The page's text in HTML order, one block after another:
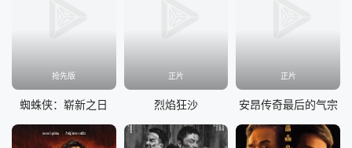
抢先版
蜘蛛侠：崭新之日
正片
烈焰狂沙
正片
安昂传奇最后的气宗